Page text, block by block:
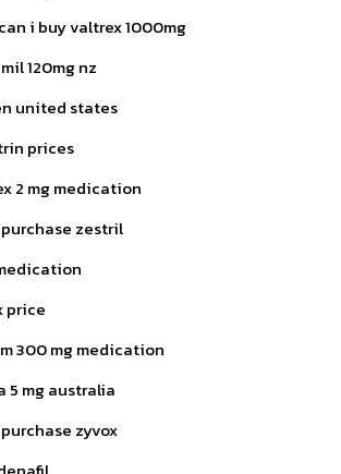
i buy valtrex 1000mg
120mg nz
united states
prices
2 mg medication
zestril
price
300 mg medication
5 mg australia
zyvox